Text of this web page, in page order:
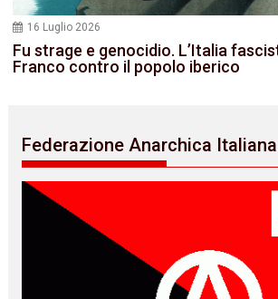
16 Luglio 2026
Fu strage e genocidio. L’Italia
Franco contro il popolo iberico
Federazione Anarchica Italiana